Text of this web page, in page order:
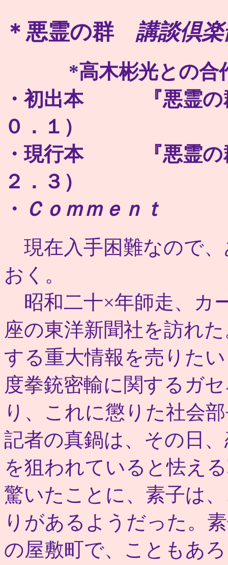
＊ 悪霊の群 講談倶
*高木彬光との合
・初出本 『悪霊の
０．１）
・現行本 『悪霊の
２．３）
・
Ｃｏｍｍｅｎｔ
現在入手困難なので
おく。
昭和二十×年師走、カ
座の東洋新聞社を訪れ
する重大情報を売りた
度拳銃密輸に関するガ
り、これに懲りた社会
記者の真鍋は、その日
を狙われていると怯え
驚いたことに、素子は
りがあるようだった。
の屋敷町で、こともあ